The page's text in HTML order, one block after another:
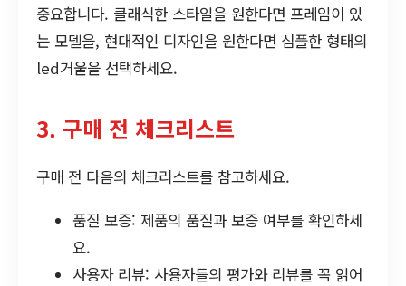
중요합니다. 클래식한 스타일을 원한다면 프레임이 있
는 모델을, 현대적인 디자인을 원한다면 심플한 형태의
led거울을 선택하세요.
3. 구매 전 체크리스트
구매 전 다음의 체크리스트를 참고하세요.
품질 보증: 제품의 품질과 보증 여부를 확인하세
요.
사용자 리뷰: 사용자들의 평가와 리뷰를 꼭 읽어